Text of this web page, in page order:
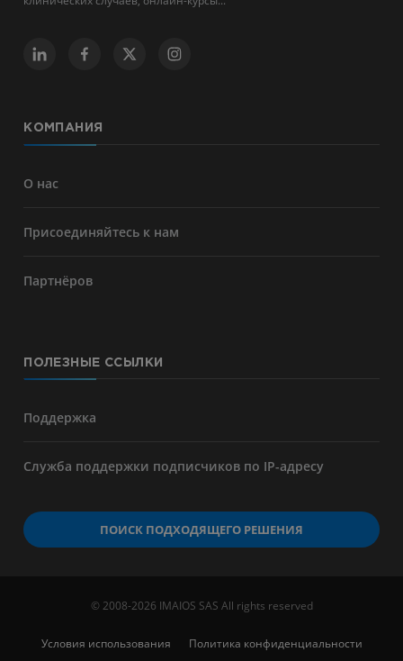
КОМПАНИЯ
О нас
Присоединяйтесь к нам
Партнёров
ПОЛЕЗНЫЕ ССЫЛКИ
Поддержка
Служба поддержки подписчиков по IP-адресу
ПОИСК ПОДХОДЯЩЕГО РЕШЕНИЯ
© 2008-2026 IMAIOS SAS All rights reserved
Условия использования Политика конфиденциальности